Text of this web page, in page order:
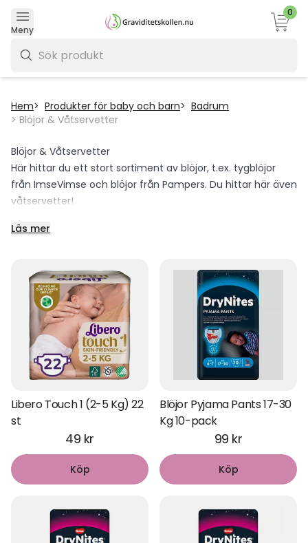
Meny
0
Hem Produkter för baby och barn
Badrum
Blöjor & Våtservetter
Blöjor & Våtservetter
Här hittar du ett stort sortiment av blöjor, t.ex. tygblöjor
från ImseVimse och blöjor från Pampers. Du hittar här även
våtservetter!
Läs mer
Libero Touch 1 (2-5 Kg) 22
st
49 kr
Köp
Blöjor Pyjama Pants 17-30
Kg 10-pack
99 kr
Köp